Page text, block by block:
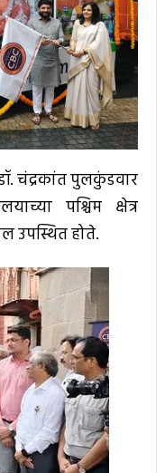
चंद्रकांत पुलकुंडवार
पश्चिम क्षेत्र
उपस्थित होते.